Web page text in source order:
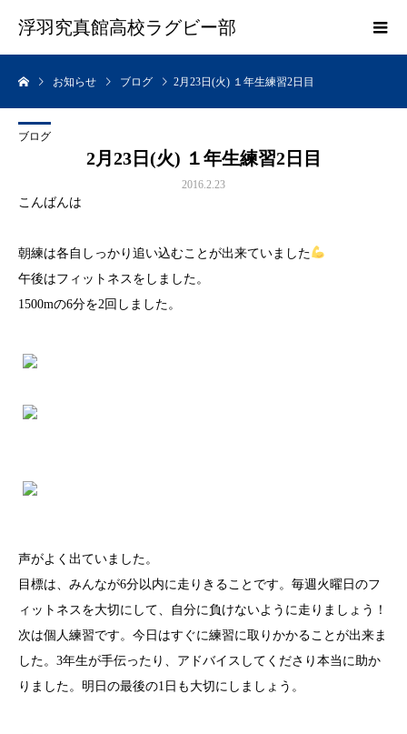
浮羽究真館高校ラグビー部
お知らせ ブログ 2月23日(火) １年生練習2日目
ブログ
2月23日(火) １年生練習2日目
2016.2.23
こんばんは
朝練は各自しっかり追い込むことが出来ていました
午後はフィットネスをしました。
1500mの6分を2回しました。
声がよく出ていました。
目標は、みんなが6分以内に走りきることです。毎週火曜日のフ
ィットネスを大切にして、自分に負けないように走りましょう！
次は個人練習です。今日はすぐに練習に取りかかることが出来ま
した。3年生が手伝ったり、アドバイスしてくださり本当に助か
りました。明日の最後の1日も大切にしましょう。